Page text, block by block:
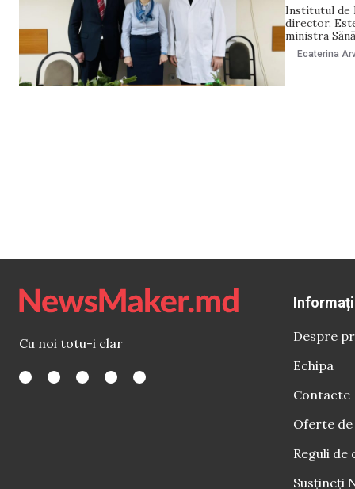
Institutul de
director.
ministra
public de
decembrie.
Ecaterina
Cu noi totu-i clar
Despre
Echipa
Contacte
Oferte
Reguli de
Susțineți